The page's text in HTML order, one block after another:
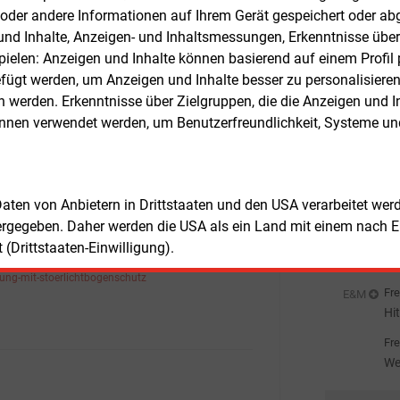
andere Informationen auf Ihrem Gerät gespeichert oder
Inhalte, Anzeigen- und Inhaltsmessungen, Erkenntnisse
Anzeigen und Inhalte können basierend auf einem Profil
werden, um Anzeigen und Inhalte besser zu
werden. Erkenntnisse über Zielgruppen, die die Anzeigen und
verwendet werden, um Benutzerfreundlichkeit, Systeme
von Anbietern in Drittstaaten und den USA verarbeitet
Daher werden die USA als ein Land mit einem nach
(Drittstaaten-Einwilligung).
für warme Tage und Innenräume
Erste Outfits von Van Heurck, Iturri
mit dieser Innovation sind seit 2025
Markt.
Informationen unter:
mit-stoerlichtbogenschutz
E&M
E&M